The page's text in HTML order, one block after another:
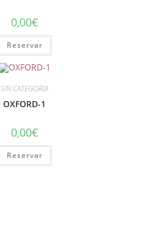
0,00€
Reservar
SIN CATEGORIA
OXFORD-1
0,00€
Reservar